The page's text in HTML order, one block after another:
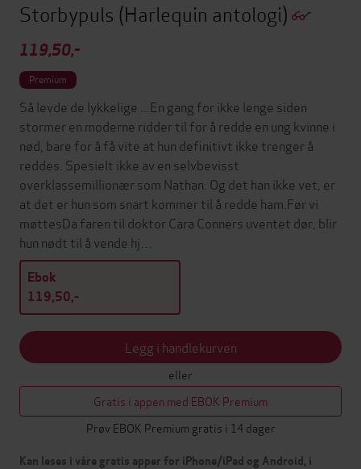
Storbypuls (Harlequin antologi)
119,50,-
Premium
Så levde de lykkelige ...En gang for ikke lenge siden
stormer en moderne ridder til for å redde en ung kvinne i
nød, bare for å få vite at hun definitivt ikke trenger å
reddes. Spesielt ikke av en selvbevisst
overklassemillionær som Nathan. Og det han ikke vet, er
at det er hun som snart kommer til å redde ham.Før vi
møttesDa faren til doktor Cara Conners uventet dør, blir
hun nødt til å vende hj…
Ebok
119,50,-
Legg i handlekurven
eller
Gratis i appen med EBOK Premium
Prøv EBOK Premium gratis i 14 dager
Kan leses i våre gratis apper for iPhone/iPad og Android, i